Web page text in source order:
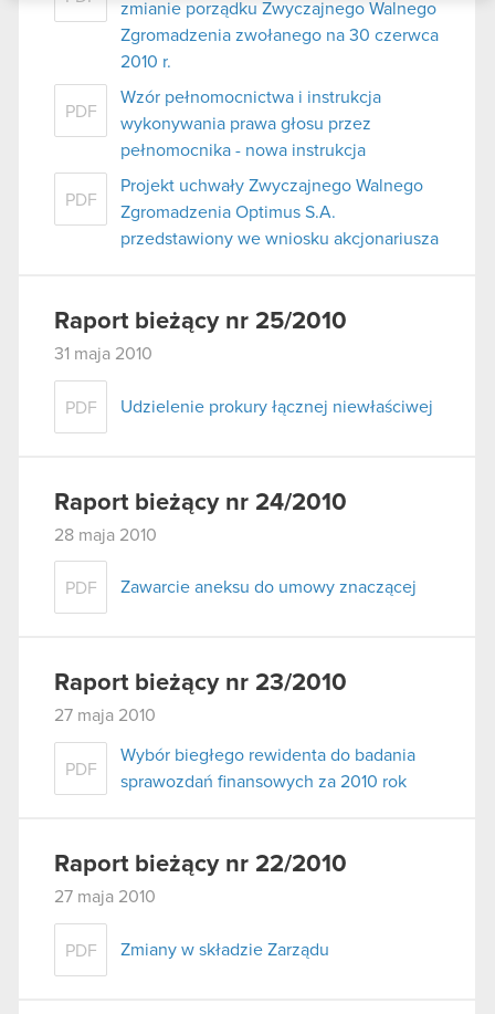
podczas korzystania z ich usług. Kontynuując
korzystanie z naszej witryny, zgadasz się na
zmianie porządku Zwyczajnego Walnego
Zgromadzenia zwołanego na 30 czerwca
2010 r.
PDF
Wzór pełnomocnictwa i instrukcja
wykonywania prawa głosu przez
pełnomocnika - nowa instrukcja
PDF
Projekt uchwały Zwyczajnego Walnego
Zgromadzenia Optimus S.A.
przedstawiony we wniosku akcjonariusza
Raport bieżący nr 25/2010
31 maja 2010
PDF Udzielenie prokury łącznej niewłaściwej
Raport bieżący nr 24/2010
28 maja 2010
PDF Zawarcie aneksu do umowy znaczącej
Raport bieżący nr 23/2010
27 maja 2010
PDF
Wybór biegłego rewidenta do badania
sprawozdań finansowych za 2010 rok
Raport bieżący nr 22/2010
27 maja 2010
PDF Zmiany w składzie Zarządu